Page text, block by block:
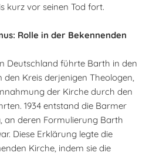
kurz vor seinen Tod fort.
Rolle in der Bekennenden
Deutschland führte Barth in den
Kreis derjenigen Theologen,
der Kirche durch den
1934 entstand die Barmer
an deren Formulierung Barth
Diese Erklärung legte die
Kirche, indem sie die